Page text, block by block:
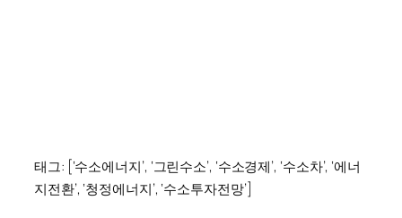
태그: [‘수소에너지’, ‘그린수소’, ‘수소경제’, ‘수소차’, ‘에너
지전환’, ‘청정에너지’, ‘수소투자전망’]